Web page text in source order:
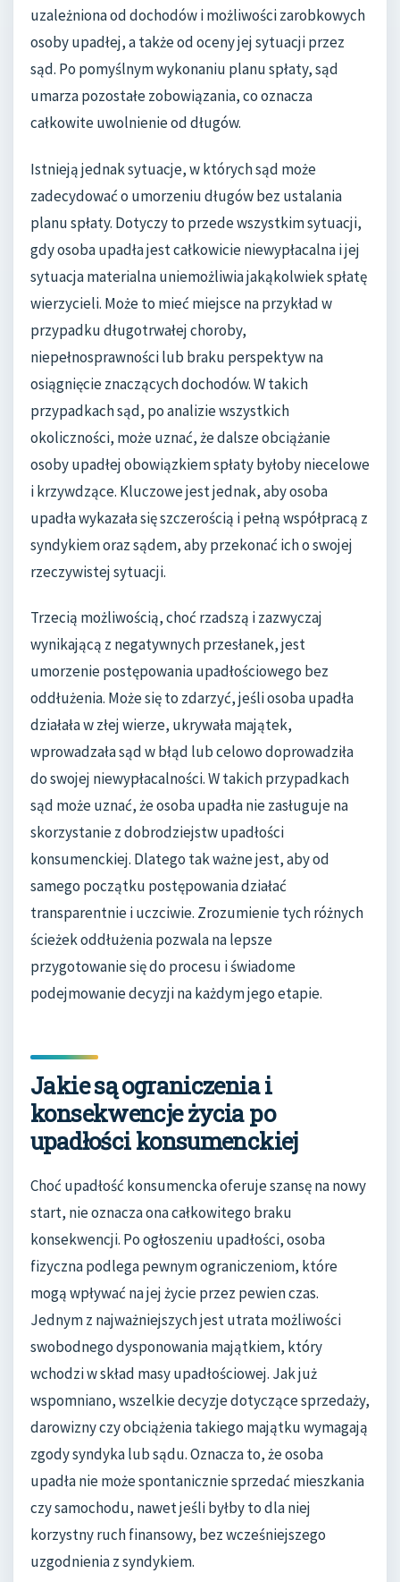
uzależniona od dochodów i możliwości zarobkowych
osoby upadłej, a także od oceny jej sytuacji przez
sąd. Po pomyślnym wykonaniu planu spłaty, sąd
umarza pozostałe zobowiązania, co oznacza
całkowite uwolnienie od długów.
Istnieją jednak sytuacje, w których sąd może
zadecydować o umorzeniu długów bez ustalania
planu spłaty. Dotyczy to przede wszystkim sytuacji,
gdy osoba upadła jest całkowicie niewypłacalna i jej
sytuacja materialna uniemożliwia jakąkolwiek spłatę
wierzycieli. Może to mieć miejsce na przykład w
przypadku długotrwałej choroby,
niepełnosprawności lub braku perspektyw na
osiągnięcie znaczących dochodów. W takich
przypadkach sąd, po analizie wszystkich
okoliczności, może uznać, że dalsze obciążanie
osoby upadłej obowiązkiem spłaty byłoby niecelowe
i krzywdzące. Kluczowe jest jednak, aby osoba
upadła wykazała się szczerością i pełną współpracą z
syndykiem oraz sądem, aby przekonać ich o swojej
rzeczywistej sytuacji.
Trzecią możliwością, choć rzadszą i zazwyczaj
wynikającą z negatywnych przesłanek, jest
umorzenie postępowania upadłościowego bez
oddłużenia. Może się to zdarzyć, jeśli osoba upadła
działała w złej wierze, ukrywała majątek,
wprowadzała sąd w błąd lub celowo doprowadziła
do swojej niewypłacalności. W takich przypadkach
sąd może uznać, że osoba upadła nie zasługuje na
skorzystanie z dobrodziejstw upadłości
konsumenckiej. Dlatego tak ważne jest, aby od
samego początku postępowania działać
transparentnie i uczciwie. Zrozumienie tych różnych
ścieżek oddłużenia pozwala na lepsze
przygotowanie się do procesu i świadome
podejmowanie decyzji na każdym jego etapie.
Jakie są ograniczenia i
konsekwencje życia po
upadłości konsumenckiej
Choć upadłość konsumencka oferuje szansę na nowy
start, nie oznacza ona całkowitego braku
konsekwencji. Po ogłoszeniu upadłości, osoba
fizyczna podlega pewnym ograniczeniom, które
mogą wpływać na jej życie przez pewien czas.
Jednym z najważniejszych jest utrata możliwości
swobodnego dysponowania majątkiem, który
wchodzi w skład masy upadłościowej. Jak już
wspomniano, wszelkie decyzje dotyczące sprzedaży,
darowizny czy obciążenia takiego majątku wymagają
zgody syndyka lub sądu. Oznacza to, że osoba
upadła nie może spontanicznie sprzedać mieszkania
czy samochodu, nawet jeśli byłby to dla niej
korzystny ruch finansowy, bez wcześniejszego
uzgodnienia z syndykiem.